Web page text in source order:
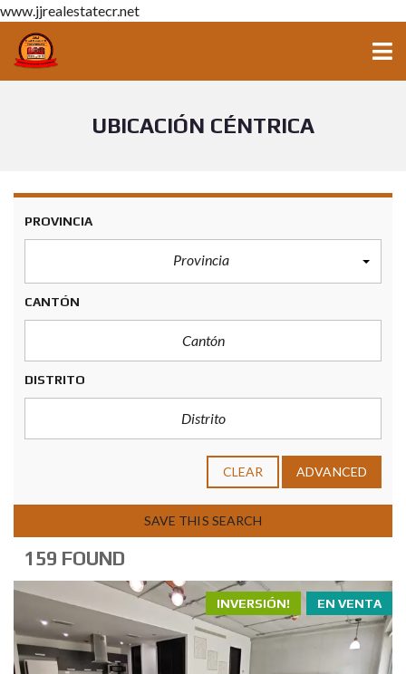
www.jjrealestatecr.net
UBICACIÓN CÉNTRICA
PROVINCIA
Provincia
CANTÓN
DISTRITO
CLEAR ADVANCED
SAVE THIS SEARCH
159 FOUND
EN VENTA
INVERSIÓN!